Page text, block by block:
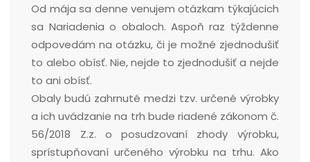
Od mája sa denne venujem otázkam týkajúcich
sa Nariadenia o obaloch. Aspoň raz týždenne
odpovedám na otázku, či je možné zjednodušiť
to alebo obísť. Nie, nejde to zjednodušiť a nejde
to ani obísť.
Obaly budú zahrnuté medzi tzv. určené výrobky
a ich uvádzanie na trh bude riadené zákonom č.
56/2018 Z.z. o posudzovaní zhody výrobku,
sprístupňovaní určeného výrobku na trhu. Ako